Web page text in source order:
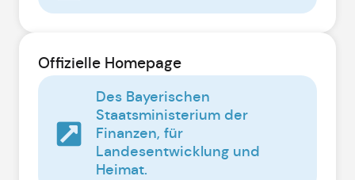
Offizielle Homepage
Des Bayerischen
Staatsministerium der
Finanzen, für
Landesentwicklung und
Heimat.